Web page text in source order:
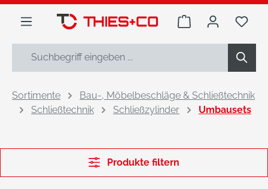
springen
Warenkorb Du
Sortimente
Bau-, Möbelbeschläge & Schließtechnik
Schließtechnik
Schließzylinder Umbausets
Produkte filtern